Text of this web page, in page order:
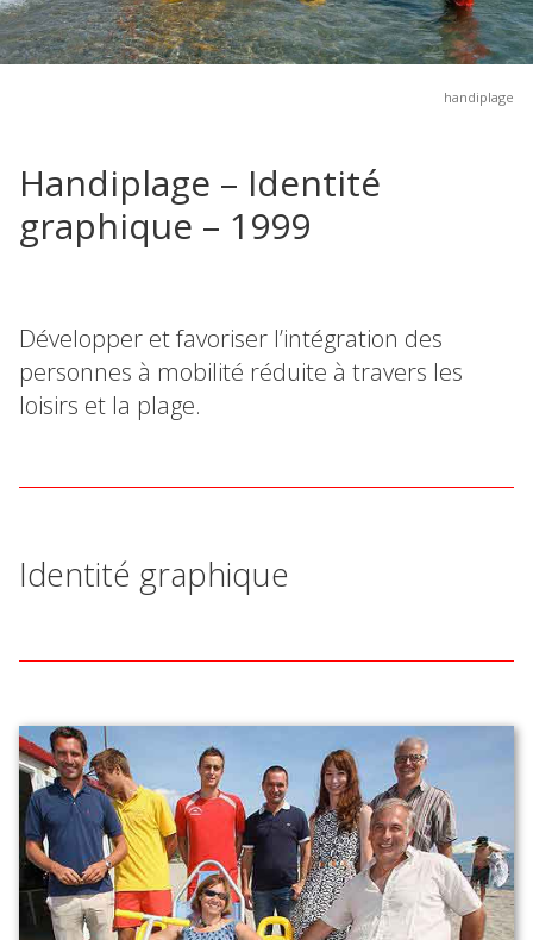
handiplage
Handiplage – Identité
graphique – 1999
Développer et favoriser l’intégration des
personnes à mobilité réduite à travers les
loisirs et la plage.
Identité graphique